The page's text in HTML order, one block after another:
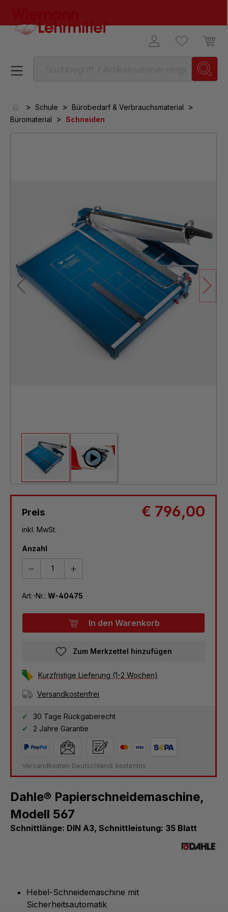
> Schule > Bürobedarf & Verbrauchsmaterial >
Büromaterial > Schneiden
Preis € 796,00
inkl. MwSt.
Anzahl
Art.-Nr.: W-40475
In den Warenkorb
Zum Merkzettel hinzufügen
Kurzfristige Lieferung (1-2 Wochen)
Versandkostenfrei
30 Tage Rückgaberecht
2 Jahre Garantie
Versandkosten Deutschland: kostenlos
Dahle® Papierschneidemaschine,
Modell 567
Schnittlänge: DIN A3, Schnittleistung: 35 Blatt
Hebel-Schneidemaschine mit
Sicherheitsautomatik